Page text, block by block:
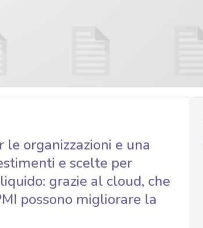
organizzazioni e una
e scelte per
grazie al cloud, che
possono migliorare la